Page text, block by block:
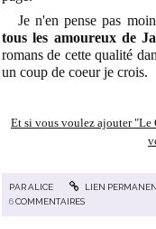
Je n'en pense pas
tous les amoureux de
romans de cette qualité
un coup de coeur je crois.
Et si vous voulez ajouter "Le
PARALICE LIEN
6COMMENTAIRES